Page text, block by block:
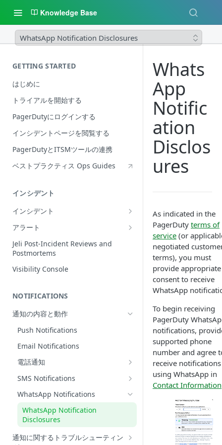
Knowledge Base
WhatsApp Notification Disclosures
GETTING STARTED
はじめに
トライアルを開始する
PagerDutyにログインする
インシデントページを閲覧する
PagerDutyとITSMツールの連携
ベストプラクティス Ops Guides
インシデント
インシデント
Incidentの編集
インシデントの再割当て
（Reassign）
インシデントの再開（Reopen）
Incident Roles
Incident Tasks
Incident Types
インシデントのCustom Field
インシデントが作成されない理由
Conference Bridge
Add Responders
Responderへの再通知（Renotify）
Stakeholderとのコミュニケーション
アラート
Alerts Table
Jeli Post-Incident Reviews and
Postmortems
Visibility Console
NOTIFICATIONS
通知の内容と動作
Push Notifications
Email Notifications
電話通知
Phone Notification Disclosures
SMS Notifications
SMS Notification Disclosures
WhatsApp Notifications
WhatsApp Notification
Disclosures
通知に関するトラブルシューティン
Whats
App
Notific
ation
Disclos
ures
As indicated in the
PagerDuty terms of
service (or
negotiated
terms), you must
provide appropriate
consent to receive
WhatsApp
To begin receiving
PagerDuty
notifications,
supported phone
number and agree
receive notifications
using WhatsApp in
Contact Information